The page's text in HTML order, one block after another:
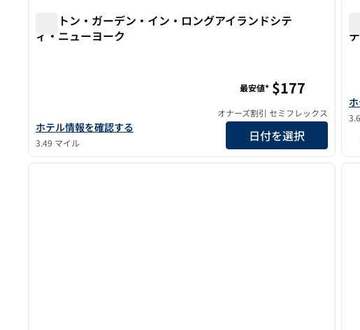
ヒルトン・ガーデン・イン・ロングアイランドシテ
ィ・ニューヨーク
ヒルトン・ガーデン・イン・ロングアイランドシティ・ニューヨークの詳
ホテル情報を確認する
3.49 マイル
最安値* $177
オナーズ割引 セミフレックス
日付を選択
1/6
1/6
次の画像1/12